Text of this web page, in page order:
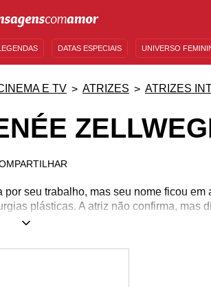
DATAS ESPECIAIS UNIVERSO
E TV ATRIZES ATRIZES
seu trabalho, mas seu nome ficou em
plásticas. A atriz não confirma, mas
frases e conheça mais sobre ela!